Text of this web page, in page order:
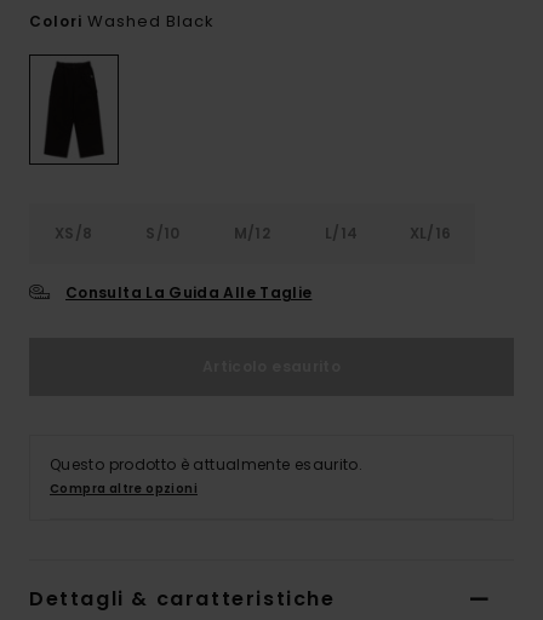
Colori Washed Black
XS/8 S/10 M/12 L/14 XL/16
Consulta La Guida Alle Taglie
Questo prodotto è attualmente esaurito.
Compra altre opzioni
Dettagli & caratteristiche